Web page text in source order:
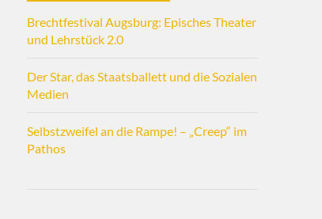
Brechtfestival Augsburg: Episches Theater
und Lehrstück 2.0
Der Star, das Staatsballett und die Sozialen
Medien
Selbstzweifel an die Rampe! – „Creep“ im
Pathos